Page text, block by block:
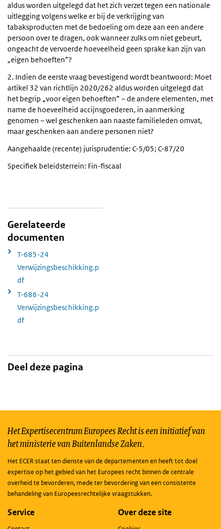
aldus worden uitgelegd dat het zich verzet tegen een nationale
uitlegging volgens welke er bij de verkrijging van
tabaksproducten met de bedoeling om deze aan een andere
persoon over te dragen, ook wanneer zulks om niet gebeurt,
ongeacht de vervoerde hoeveelheid geen sprake kan zijn van
„eigen behoeften”?
2. Indien de eerste vraag bevestigend wordt beantwoord: Moet
artikel 32 van richtlijn 2020/262 aldus worden uitgelegd dat
het begrip „voor eigen behoeften” – de andere elementen, met
name de hoeveelheid accijnsgoederen, in aanmerking
genomen – wel geschenken aan naaste familieleden omvat,
maar geschenken aan andere personen niet?
Aangehaalde (recente) jurisprudentie: C-5/05; C-87/20
Specifiek beleidsterrein: Fin-fiscaal
Gerelateerde
documenten
T-685-24
Verwijzingsbeschikking.p
df
T-686-24
Verwijzingsbeschikking.p
df
Deel deze pagina
Het Expertisecentrum Europees Recht is een initiatief van
het ministerie van Buitenlandse Zaken.
Het ECER staat ten dienste van de departementen en heeft tot doel
expertise op het gebied van het Europees recht binnen de centrale
overheid te bevorderen, mede ter bevordering van een consistente
behandeling van Europeesrechtelijke vraagstukken.
Service Over deze site